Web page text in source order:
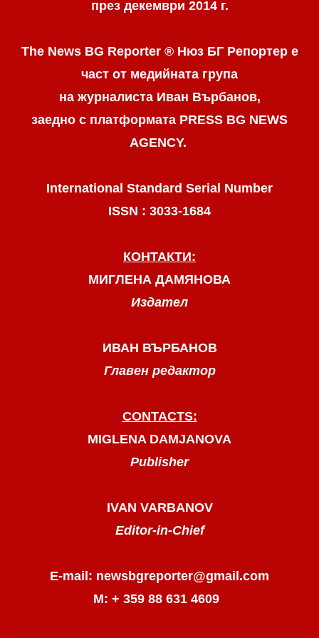
през декември 2014 г.
The News BG Reporter ® Нюз БГ Репортере
част от медийната група
на журналиста Иван Върбанов,
заедно с платформата PRESS BG NEWS
AGENCY.
International Standard Serial Number
ISSN : 3033-1684
КОНТАКТИ:
МИГЛЕНА ДАМЯНОВА
Издател
ИВАН ВЪРБАНОВ
Главен редактор
CONTACTS:
MIGLENA DAMJANOVA
Publisher
IVAN VARBANOV
Editor-in-Chief
E-mail: newsbgreporter@gmail.com
М: + 359 88 631 4609